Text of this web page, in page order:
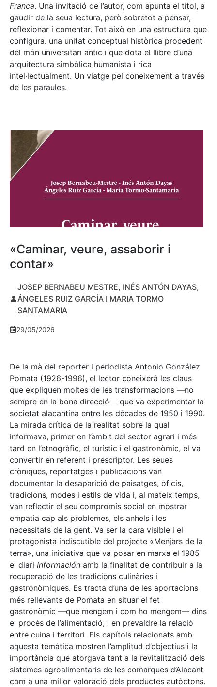
Franca. Una invitació de l’autor, com apunta el títol, a
gaudir de la seua lectura, però sobretot a pensar,
reflexionar i comentar. Tot això en una estructura que
configura. una unitat conceptual històrica procedent
del món universitari antic i que dota el llibre d’una
arquitectura simbòlica humanista i rica
intel·lectualment. Un viatge pel coneixement a través
de les paraules.
«Caminar, veure, assaborir i
contar»
JOSEP BERNABEU MESTRE, INÉS ANTÓN DAYAS,
ÁNGELES RUIZ GARCÍA I MARIA TORMO
SANTAMARIA
29/05/2026
De la mà del reporter i periodista Antonio González
Pomata (1926-1996), el lector coneixerà les claus
que expliquen moltes de les transformacions —no
sempre en la bona direcció— que va experimentar la
societat alacantina entre les dècades de 1950 i 1990.
La mirada crítica de la realitat sobre la qual
informava, primer en l’àmbit del sector agrari i més
tard en l’etnogràfic, el turístic i el gastronòmic, el va
convertir en referent i prescriptor. Les seues
cròniques, reportatges i publicacions van
documentar la desaparició de paisatges, oficis,
tradicions, modes i estils de vida i, al mateix temps,
van reflectir el seu compromís social en mostrar
empatia cap als problemes, els anhels i les
necessitats de la gent. Va ser la cara visible i el
protagonista indiscutible del projecte «Menjars de la
terra», una iniciativa que va posar en marxa el 1985
el diari Información amb la finalitat de contribuir a la
recuperació de les tradicions culinàries i
gastronòmiques. Es tracta d’una de les aportacions
més rellevants de Pomata en situar el fet
gastronòmic —què mengem i com ho mengem— dins
el procés de l’alimentació, i en prevaldre la relació
entre cuina i territori. Els capítols relacionats amb
aquesta temàtica mostren l’amplitud d’objectius i la
importància que atorgava tant a la revitalització dels
sistemes agroalimentaris de les comarques d’Alacant
com a una millor valoració dels productes autòctons.